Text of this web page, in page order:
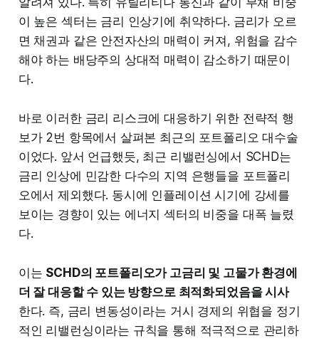
이 높은 섹터는 금리 인상기에 취약하다. 금리가 오르
면 채권과 같은 안전자산의 매력이 커져, 위험을 감수
해야 하는 배당주의 상대적 매력이 감소하기 때문이
다.
바로 이러한 금리 리스크에 대응하기 위한 전략적 행
보가 2번 항목에서 살펴본 최근의 포트폴리오 대수술
이었다. 앞서 언급했듯, 최근 리밸런싱에서 SCHD는
금리 인상에 민감한 다수의 지역 은행들을 포트폴리
오에서 제외했다. 동시에 인플레이션 시기에 강세를
보이는 경향이 있는 에너지 섹터의 비중을 대폭 늘렸
다.
이는 SCHD의 포트폴리오가 고금리 및 고물가 환경에
더 잘 대응할 수 있는 방향으로 최적화되었음을 시사
한다. 즉, 금리 변동성이라는 거시 경제의 위협을 정기
적인 리밸런싱이라는 규칙을 통해 적극적으로 관리하